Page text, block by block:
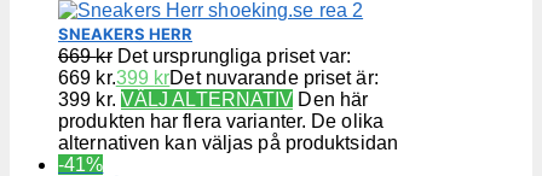
SNEAKERS HERR
669kr Det ursprungliga priset var:
669 kr.399 krDet nuvarande priset är:
399 kr. VÄLJ ALTERNATIV Den här
produkten har flera varianter. De olika
alternativen kan väljas på produktsidan
-41%